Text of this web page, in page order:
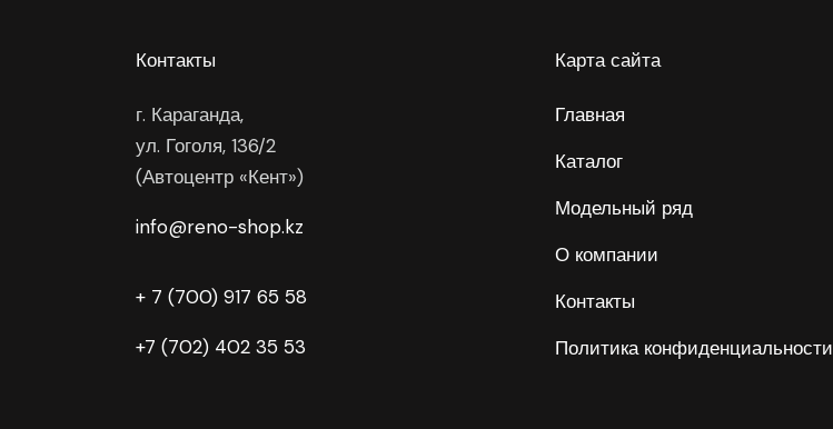
Контакты
г. Караганда,
ул. Гоголя, 136/2
(Автоцентр «Кент»)
info@reno-shop.kz
+ 7 (700) 917 65 58
+7 (702) 402 35 53
Карта сайта
Главная
Каталог
Модельный ряд
О компании
Контакты
Политика конфиденциальности